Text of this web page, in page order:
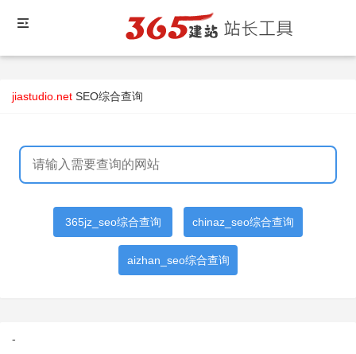
jiastudio.net SEO综合查询
365jz_seo综合查询 chinaz_seo综合查询
aizhan_seo综合查询
-